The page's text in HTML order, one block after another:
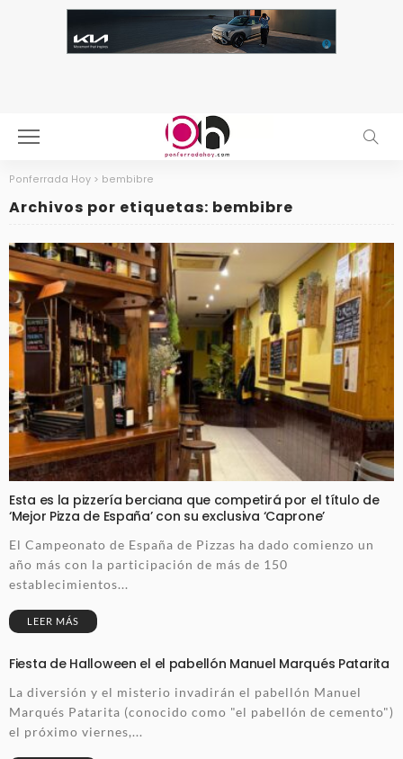
Ponferrada Hoy > bembibre
Archivos por etiquetas: bembibre
Esta es la pizzería berciana que competirá por el título de
‘Mejor Pizza de España’ con su exclusiva ‘Caprone’
El Campeonato de España de Pizzas ha dado comienzo un
año más con la participación de más de 150
establecimientos...
LEER MÁS
Fiesta de Halloween el el pabellón Manuel Marqués Patarita
La diversión y el misterio invadirán el pabellón Manuel
Marqués Patarita (conocido como "el pabellón de cemento")
el próximo viernes,...